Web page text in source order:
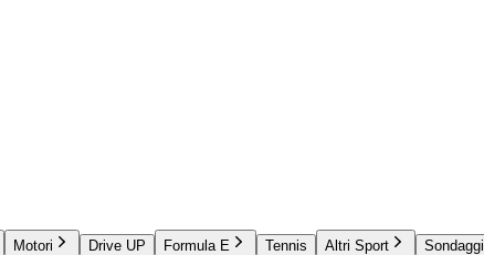
Motori Drive UP Formula E Tennis Altri Sport Sondaggi